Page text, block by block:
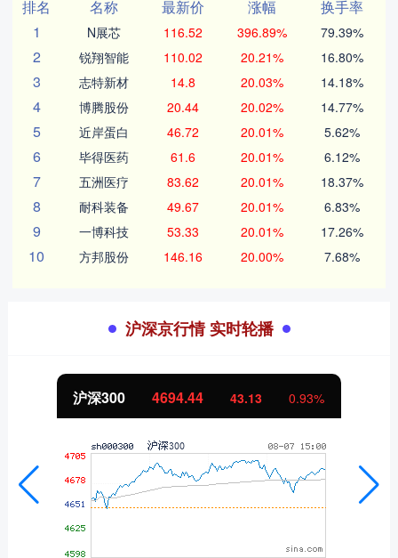
排名 名称 最新价 涨幅
换手率
1
N展芯 116.52 396.89% 79.39%
2 锐翔智能 110.02 20.21% 16.80%
3 志特新材 14.8 20.03% 14.18%
4 博腾股份 20.44 20.02% 14.77%
5 近岸蛋白 46.72 20.01% 5.62%
6 毕得医药 61.6 20.01% 6.12%
7 五洲医疗 83.62 20.01% 18.37%
8 耐科装备 49.67 20.01% 6.83%
9 一博科技 53.33 20.01% 17.26%
10 方邦股份 146.16 20.00% 7.68%
沪深京行情 实时轮播
沪深300 4694.44 43.13 0.93%